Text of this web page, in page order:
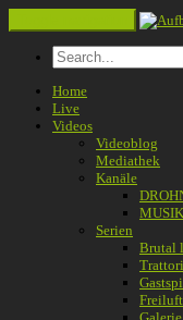
Home
Live
Videos
Videoblog
Mediathek
Kanäle
Serien
Brutal